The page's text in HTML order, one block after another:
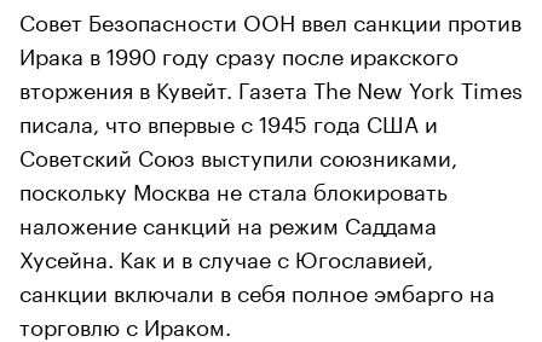
Совет Безопасности ООН ввел санкции против
Ирака в 1990 году сразу после иракского
вторжения в Кувейт. Газета The New York Times
писала, что впервые с 1945 года США и
Советский Союз выступили союзниками,
поскольку Москва не стала блокировать
наложение санкций на режим Саддама
Хусейна. Как и в случае с Югославией,
санкции включали в себя полное эмбарго на
торговлю с Ираком.